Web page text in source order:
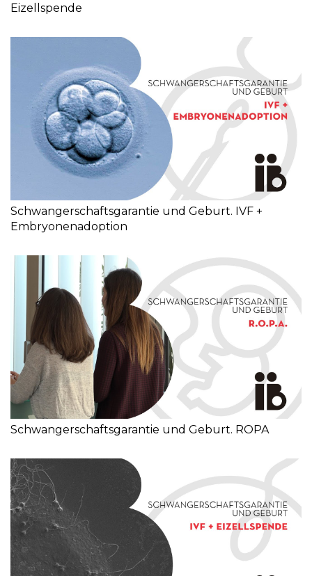
Eizellspende
Schwangerschaftsgarantie und Geburt. IVF +
Embryonenadoption
Schwangerschaftsgarantie und Geburt. ROPA